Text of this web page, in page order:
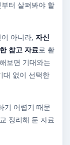
터 살펴봐야 할
아니라, 자신
참고 자료로 활
보면 기대와는
대 없이 선택한
기 어렵기 때문
정리해 둔 자료